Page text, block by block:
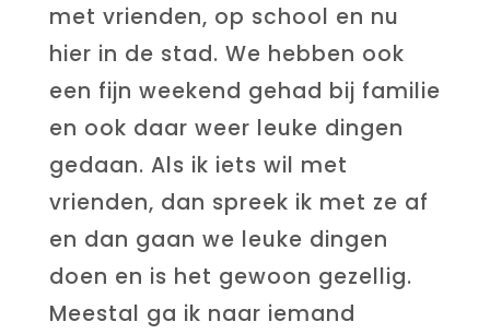
met vrienden, op school en nu
hier in de stad. We hebben ook
een fijn weekend gehad bij familie
en ook daar weer leuke dingen
gedaan. Als ik iets wil met
vrienden, dan spreek ik met ze af
en dan gaan we leuke dingen
doen en is het gewoon gezellig.
Meestal ga ik naar iemand